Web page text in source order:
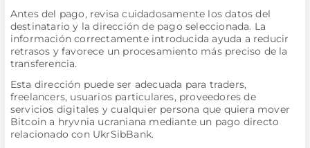
Antes del pago, revisa cuidadosamente los datos del
destinatario y la dirección de pago seleccionada. La
información correctamente introducida ayuda a reducir
retrasos y favorece un procesamiento más preciso de la
transferencia.
Esta dirección puede ser adecuada para traders,
freelancers, usuarios particulares, proveedores de
servicios digitales y cualquier persona que quiera mover
Bitcoin a hryvnia ucraniana mediante un pago directo
relacionado con UkrSibBank.